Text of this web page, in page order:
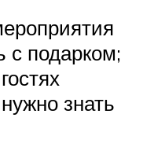
с подарком;
знать